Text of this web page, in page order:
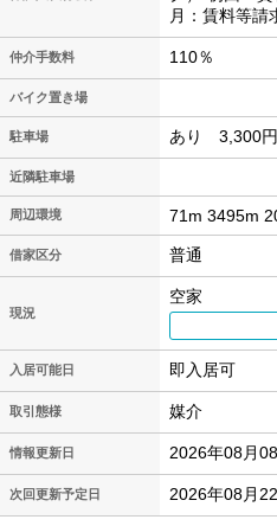
月：賃料等請
仲介手数料 110％
バイク置き場
駐車場 あり 3,300円
近隣駐車場
周辺環境 71m 3495m
借家区分 普通
現況
空家
入居可能日 即入居可
取引態様 媒介
情報更新日 2026年08月
次回更新予定日 2026年08月